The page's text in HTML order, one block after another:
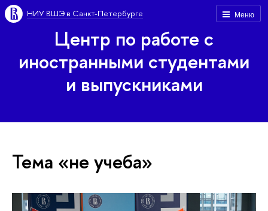
Меню
НИУ ВШЭ в Санкт-Петербурге
Центр по работе с
иностранными студентами
и выпускниками
Тема «не учеба»